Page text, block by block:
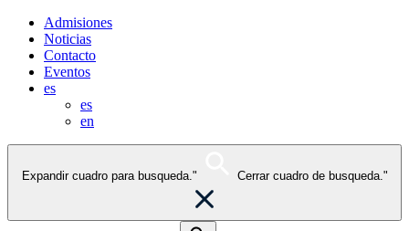
Admisiones
Noticias
Contacto
Eventos
es
es
en
Expandir cuadro para busqueda." Cerrar cuadro de busqueda."